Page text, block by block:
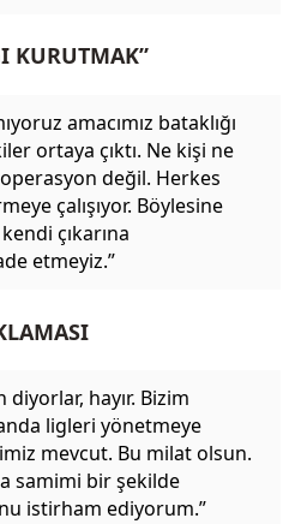
KURUTMAK”
amacımız bataklığı
ortaya çıktı. Ne kişi ne
değil. Herkes
çalışıyor. Böylesine
çıkarına
etmeyiz.”
diyorlar, hayır. Bizim
ligleri yönetmeye
mevcut. Bu milat olsun.
samimi bir şekilde
istirham ediyorum.”